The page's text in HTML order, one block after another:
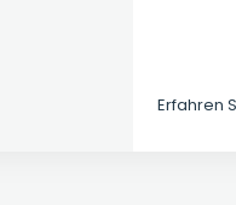
Erfahren